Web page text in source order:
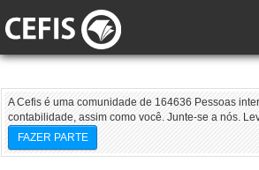
A Cefis é uma comunidade de 164636 Pessoas
contabilidade, assim como você. Junte-se a nós.
FAZER PARTE